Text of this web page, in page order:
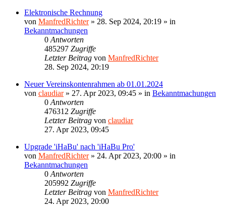
Elektronische Rechnung
von ManfredRichter» 28. Sep 2024, 20:19 » in
Bekanntmachungen
0 Antworten
485297 Zugriffe
Letzter Beitrag von ManfredRichter
28. Sep 2024, 20:19
Neuer Vereinskontenrahmen ab 01.01.2024
von claudiar» 27. Apr 2023, 09:45 » in Bekanntmachungen
0 Antworten
476312 Zugriffe
Letzter Beitrag von claudiar
27. Apr 2023, 09:45
Upgrade 'iHaBu' nach 'iHaBu Pro'
von ManfredRichter» 24. Apr 2023, 20:00 » in
Bekanntmachungen
0 Antworten
205992 Zugriffe
Letzter Beitrag von ManfredRichter
24. Apr 2023, 20:00